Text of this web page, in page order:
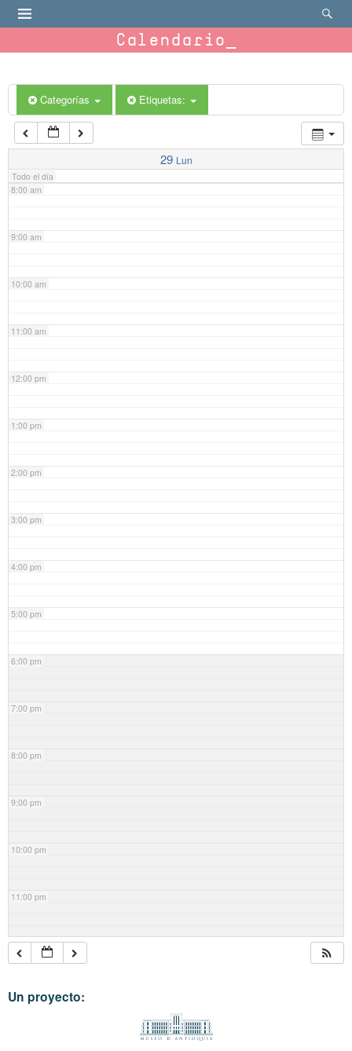
Calendario
Categorías Etiquetas:
29 Lun
Todo el día
6:00 am
7:00 am
8:00 am
9:00 am
10:00 am
11:00 am
12:00 pm
1:00 pm
2:00 pm
3:00 pm
4:00 pm
5:00 pm
6:00 pm
7:00 pm
8:00 pm
9:00 pm
10:00 pm
11:00 pm
Un proyecto: